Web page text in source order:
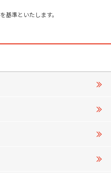
基準といたします。